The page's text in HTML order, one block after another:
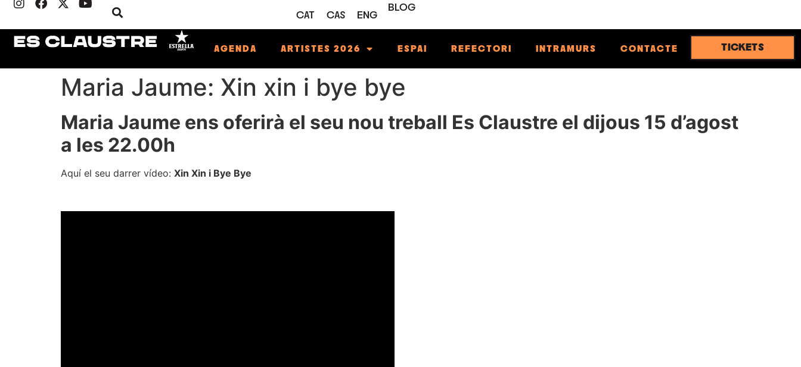
CAT CAS ENG
BLOG
AGENDA ARTISTES 2026 ESPAI REFECTORI INTRAMURS CONTACTE TICKETS
Maria Jaume: Xin xin i bye bye
Maria Jaume ens oferirà el seu nou treball Es Claustre el dijous 15 d’agost
a les 22.00h
Aquí el seu darrer vídeo: Xin Xin i Bye Bye